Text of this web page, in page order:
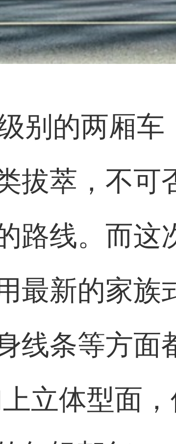
别的两厢车
拔萃，不可
路线。而这
最新的家族
线条等方面
立体型面